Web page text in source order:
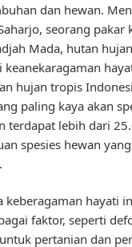
dan hewan.
seorang pakar
Mada, hutan
hujan tropis
paling kaya akan
terdapat lebih dari
spesies hewan
keberagaman hayati
faktor, seperti
pertanian dan